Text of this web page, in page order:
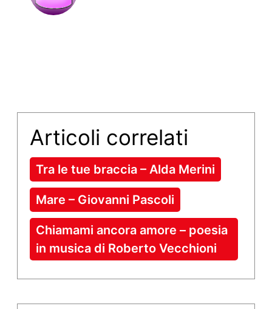
Articoli correlati
Tra le tue braccia – Alda Merini
Mare – Giovanni Pascoli
Chiamami ancora amore – poesia
in musica di Roberto Vecchioni